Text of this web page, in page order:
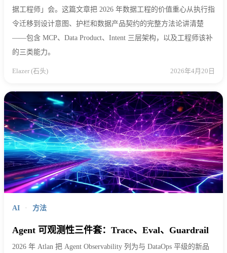
据工程师」会。这篇文章把 2026 年数据工程的价值重心从执行指
令迁移到设计意图、护栏和数据产品契约的完整方法论讲清楚
——包含 MCP、Data Product、Intent 三层架构，以及工程师该补
的三类能力。
Elazer (石头) 2026年4月20日
AI · 方法
Agent 可观测性三件套：Trace、Eval、Guardrail
2026 年 Atlan 把 Agent Observability 列为与 DataOps 平级的新品